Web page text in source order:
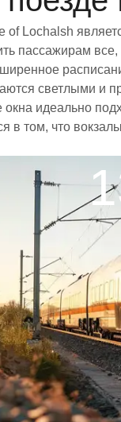
Lochalsh
пассажирам
светлыми
идеально
в том, что